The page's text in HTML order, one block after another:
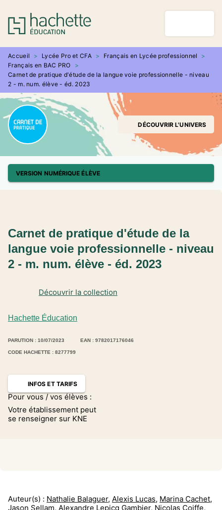
MENU RECHERCHE
PIED DE PAGE
Accueil > Lycée Pro et CFA > Français en Lycée professionnel
>
Français en BAC PRO
>
Carnet de pratique d'étude de la langue voie professionnelle - niveau
2 - m. num. élève - éd. 2023
DÉCOUVRIR L'UNIVERS
VERSION NUMÉRIQUE ÉLÈVE
Hachette Éducation
Découvrir la collection
Carnet de pratique d'étude de la
langue voie professionnelle - niveau
2 - m. num. élève - éd. 2023
PARUTION : 10/07/2023 EAN : 9782017176046
CODE HACHETTE : 8277799
INFOS ET TARIFS
Pour vous / vos élèves :
Votre établissement peut
se renseigner sur KNE
Auteur(s) : Nathalie Balaguer, Alexis Lucas, Marina Cachet,
Jason Sellam, Alexandre Lepicq Gambier, Nicolas Coiffe,